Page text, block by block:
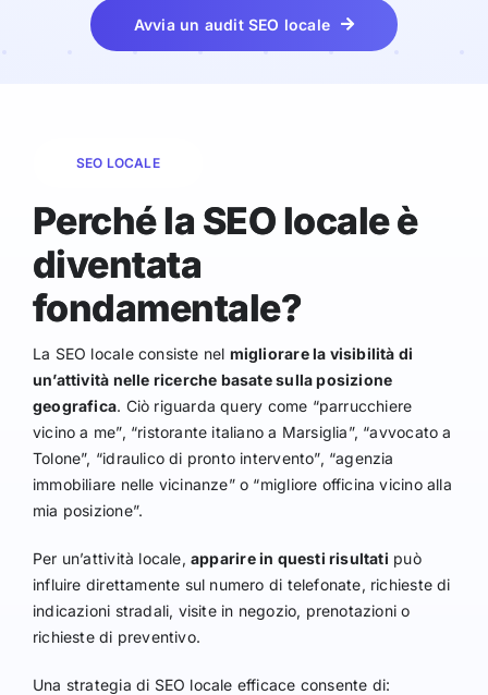
Avvia un audit SEO locale
SEO LOCALE
Perché la SEO locale è
diventata
fondamentale?
La SEO locale consiste nel migliorare la visibilità di
un’attività nelle ricerche basate sulla posizione
geografica. Ciò riguarda query come “parrucchiere
vicino a me”, “ristorante italiano a Marsiglia”, “avvocato a
Tolone”, “idraulico di pronto intervento”, “agenzia
immobiliare nelle vicinanze” o “migliore officina vicino alla
mia posizione”.
Per un’attività locale,apparire in questi risultati può
influire direttamente sul numero di telefonate, richieste di
indicazioni stradali, visite in negozio, prenotazioni o
richieste di preventivo.
Una strategia di SEO locale efficace consente di: